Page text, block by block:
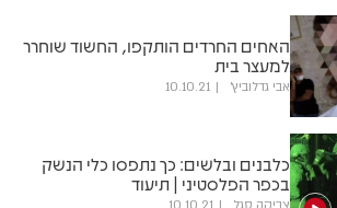
האחים החרדים הותקפו, החשוד שוחרר
למעצר בית
אבי גדלוביץ' 10.10.21
כלבנים ובלשים: כך נתפסו כלי הנשק
בכפר הפלסטיני | תיעוד